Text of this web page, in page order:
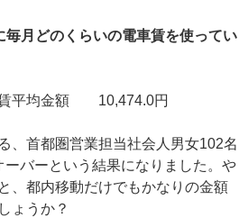
毎月どのくらいの電車賃を使ってい
賃平均金額 10,474.0円
、首都圏営業担当社会人男女102名
バーという結果になりました。や
、都内移動だけでもかなりの金額
ょうか？